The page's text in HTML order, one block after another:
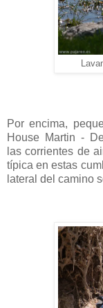
Por encima,
House Martin -
las corrientes de
típica en estas
lateral del camino